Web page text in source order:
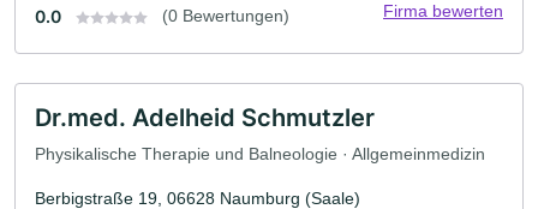
0.0 (0 Bewertungen) Firma bewerten
Dr.med. Adelheid Schmutzler
Physikalische Therapie und Balneologie · Allgemeinmedizin
Berbigstraße 19, 06628 Naumburg (Saale)